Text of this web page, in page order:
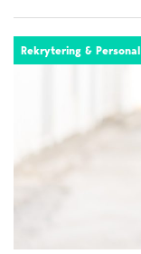
Rekrytering & Personal